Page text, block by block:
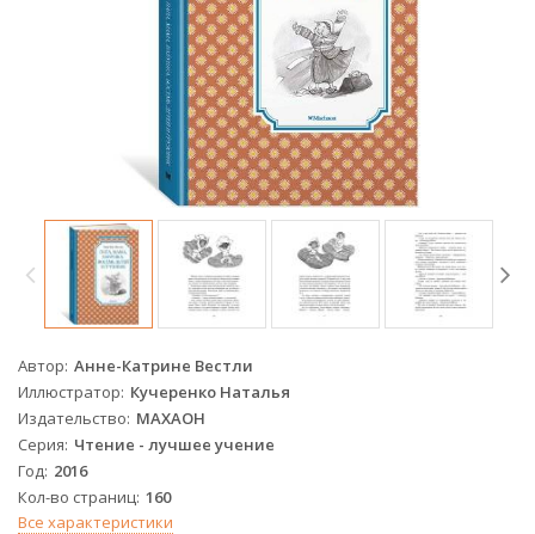
Автор Анне-Катрине Вестли
Иллюстратор Кучеренко Наталья
Издательство МАХАОН
Серия Чтение - лучшее учение
Год 2016
Кол-во страниц 160
Все характеристики